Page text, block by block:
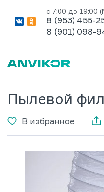
с 7:00 до 19:00
8 (953) 455-
8 (901) 098-
Пылевой
В избранное